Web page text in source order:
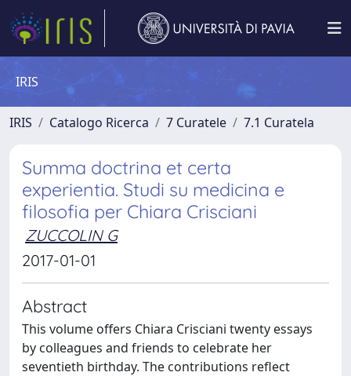
IRIS
IRIS Catalogo Ricerca 7 Curatele 7.1 Curatela
Summa doctrina et certa
experientia. Studi su medicina e
filosofia per Chiara Crisciani
ZUCCOLIN G
2017-01-01
Abstract
This volume offers Chiara Crisciani twenty essays
by colleagues and friends to celebrate her
seventieth birthday. The contributions reflect